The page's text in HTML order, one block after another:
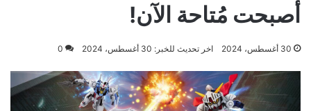
أصبحت مُتاحة الآن!
30 أغسطس، 2024 اخر تحديث للخبر: 30 أغسطس، 2024 0